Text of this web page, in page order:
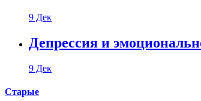
9 Дек
Депрессия и
9 Дек
Старые